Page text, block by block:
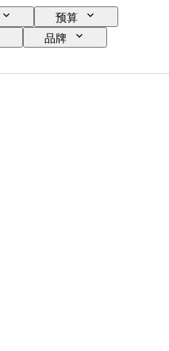
预算
品牌